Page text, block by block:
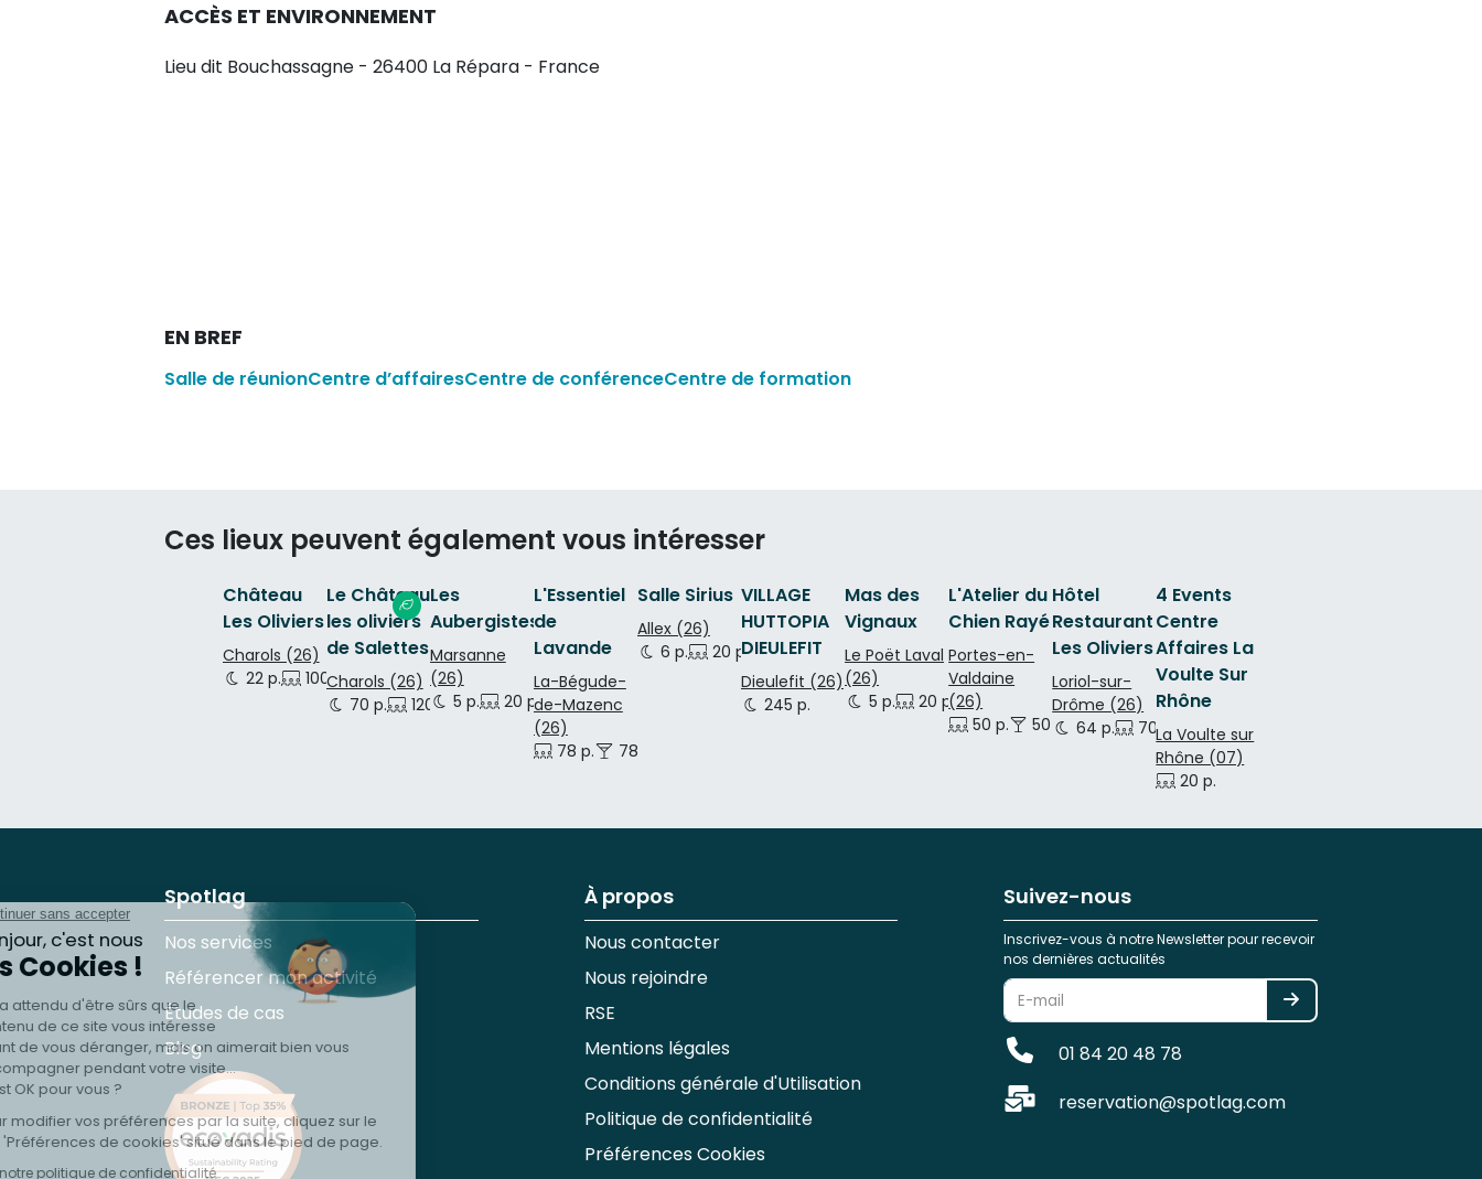
ACCÈS ET ENVIRONNEMENT
Lieu dit Bouchassagne - 26400 La Répara - France
EN BREF
Salle de réunionCentre d’affairesCentre de conférenceCentre de formation
Ces lieux peuvent également vous intéresser
Château
Les Oliviers
Charols (26)
22 p.
100 p. 100 p.
Le Château
les oliviers
de Salettes
Charols (26)
70 p.
120 p. 200 p.
Les
Aubergistes
Marsanne
(26)
5 p.
20 p.
L'Essentiel
de
Lavande
La-Bégude-
de-Mazenc
(26)
78 p.
78 p.
Salle Sirius
Allex (26)
6 p.
20 p. 35 p.
VILLAGE
HUTTOPIA
DIEULEFIT
Dieulefit (26)
245 p.
Mas des
Vignaux
Le Poët Laval
(26)
5 p.
20 p.
L'Atelier du
Chien Rayé
Portes-en-
Valdaine
(26)
50 p.
50 p.
Hôtel
Restaurant
Les Oliviers
Loriol-sur-
Drôme (26)
64 p.
70 p. 90 p.
4 Events
Centre
Affaires La
Voulte Sur
Rhône
La Voulte sur
Rhône (07)
20 p.
Spotlag
Nos services
Référencer mon activité
Études de cas
Blog
À propos
Nous contacter
Nous rejoindre
RSE
Mentions légales
Conditions générale d'Utilisation
Politique de confidentialité
Préférences Cookies
Suivez-nous
Inscrivez-vous à notre Newsletter pour recevoir
nos dernières actualités
01 84 20 48 78
reservation@spotlag.com